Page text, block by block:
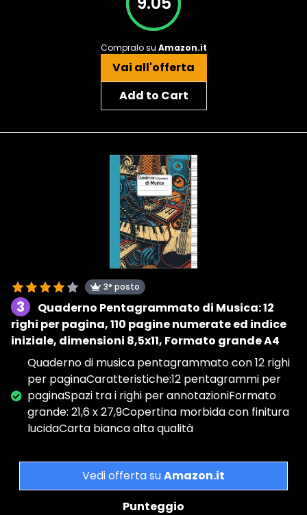
Compralo su Amazon.it
Vai all'offerta
Add to Cart
3° posto
3
Quaderno Pentagrammato di Musica: 12
righi per pagina, 110 pagine numerate ed indice
iniziale, dimensioni 8,5x11, Formato grande A4
Quaderno di musica pentagrammato con 12 righi
per paginaCaratteristiche:12 pentagrammi per
paginaSpazi tra i righi per annotazioniFormato
grande: 21,6 x 27,9Copertina morbida con finitura
lucidaCarta bianca alta qualità
Vedi offerta suAmazon.it
Punteggio